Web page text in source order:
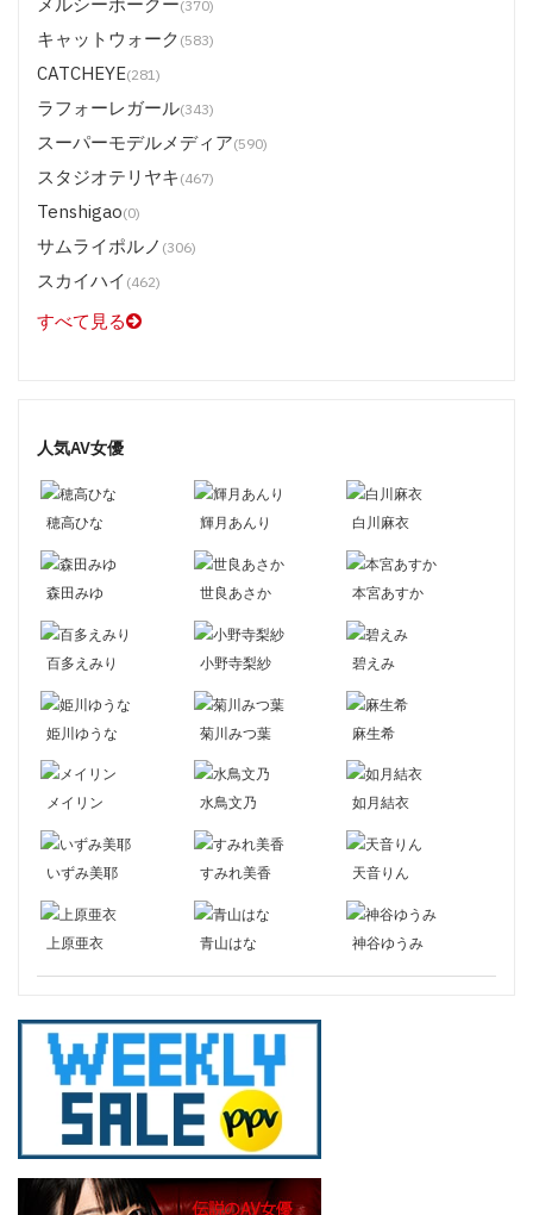
(370)
キャットウォーク (583)
CATCHEYE(281)
ラフォーレガール(343)
スーパーモデルメディア(590)
スタジオテリヤキ(467)
Tenshigao(0)
サムライポルノ (306)
スカイハイ (462)
すべて見る
人気AV女優
穂高ひな 輝月あんり 白川麻衣
森田みゆ 世良あさか 本宮あすか
百多えみり 小野寺梨紗 碧えみ
姫川ゆうな 菊川みつ葉 麻生希
メイリン 水鳥文乃 如月結衣
いずみ美耶 すみれ美香 天音りん
上原亜衣 青山はな 神谷ゆうみ